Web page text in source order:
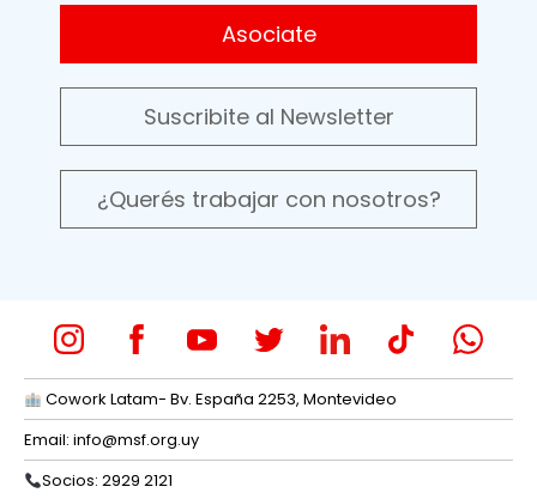
Asociate
Suscribite al Newsletter
¿Querés trabajar con nosotros?
Cowork Latam- Bv. España 2253, Montevideo
Email: info@msf.org.uy
Socios: 2929 2121